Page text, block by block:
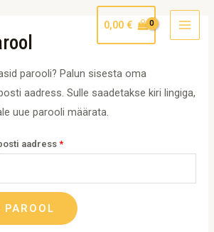
0,00 €
parooli? Palun sisesta oma
aadress. Sulle saadetakse kiri lingiga,
uue parooli määrata.
aadress*